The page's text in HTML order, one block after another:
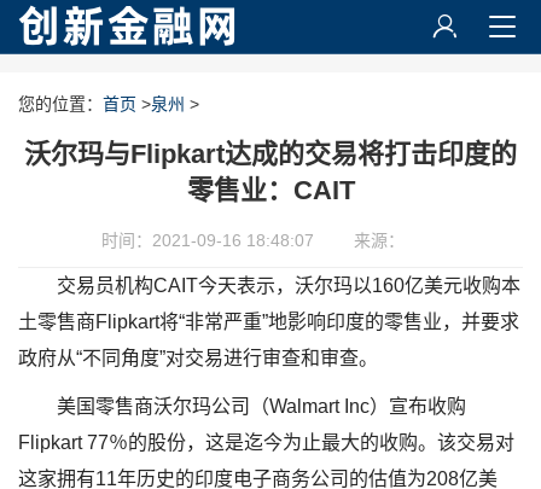
您的位置： 首页 >泉州 >
沃尔玛与Flipkart达成的交易将打击印度的
零售业：CAIT
时间：2021-09-16 18:48:07 来源：
交易员机构CAIT今天表示，沃尔玛以160亿美元收购本
土零售商Flipkart将“非常严重”地影响印度的零售业，并要求
政府从“不同角度”对交易进行审查和审查。
美国零售商沃尔玛公司（Walmart Inc）宣布收购
Flipkart 77％的股份，这是迄今为止最大的收购。该交易对
这家拥有11年历史的印度电子商务公司的估值为208亿美